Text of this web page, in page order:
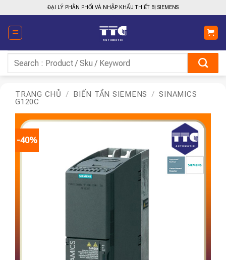
qua
nội
dung
ĐẠI LÝ PHÂN PHỐI VÀ NHẬP KHẨU THIẾT BỊ SIEMENS
kiếm:
TRANG CHỦ / BIẾN TẦN SIEMENS / SINAMICS
G120C
-40%